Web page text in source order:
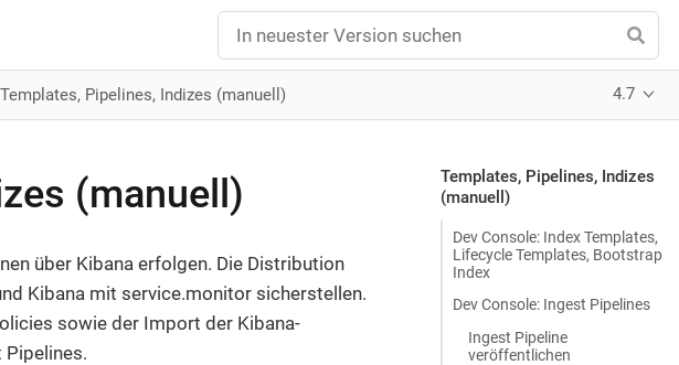
Templates, Pipelines, Indizes (manuell) 4.7
Templates, Pipelines, Indizes
(manuell)
Dev Console: Index Templates,
Lifecycle Templates, Bootstrap
Index
Dev Console: Ingest Pipelines
Ingest Pipeline
veröffentlichen
(manuell)
über Kibana erfolgen. Die Distribution
Kibana mit service.monitor sicherstellen.
sowie der Import der Kibana-
Pipelines.